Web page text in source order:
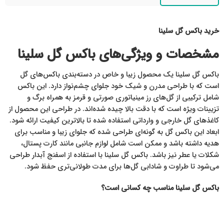
خرید باکس گل سلینا
مشخصات و ویژگی‌های باکس گل سلینا
باکس گل سلینا یک محصول زیبا و خاص در دسته‌بندی باکس‌های گل
است که با طراحی مدرن و شیک خود جلو‌ای چشم‌نواز دارد. این باکس
شامل ترکیبی از گل‌های رز مینیاتوری صورتی و قرمز به همراه برگ و
تزیینات ویژه است که با دقت بالا چیده شده‌اند. در طراحی این محصول از
کاغذهای گل خارجی و وارداتی استفاده شده تا بالاترین کیفیت ارائه شود.
ابعاد این باکس گل به گونه‌ای طراحی شده که جلو‌ای زیبا و مناسب برای
هدیه داشته باشد و ممکن است شامل لوازم جانبی مانند کارت پستال،
شکلات یا عطر نیز باشد. باکس گل سلینا با استفاده از اسفنج آبدار طراحی
می‌شود تا طراوت و شادابی گل‌ها برای مدت طولانی‌تری حفظ شود.
باکس گل سلینا مناسب چه کسانی است؟